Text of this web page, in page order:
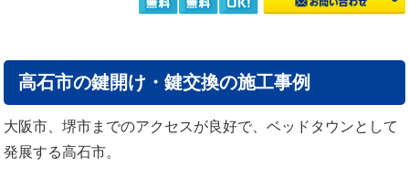
高石市の鍵開け・鍵交換の施工事例
大阪市、堺市までのアクセスが良好で、ベッドタウンとして
発展する高石市。